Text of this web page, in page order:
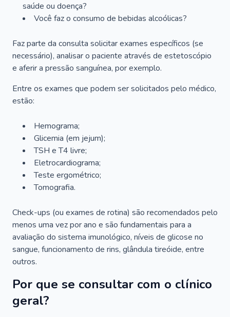
saúde ou doença?
Você faz o consumo de bebidas alcoólicas?
Faz parte da consulta solicitar exames específicos (se
necessário), analisar o paciente através de estetoscópio
e aferir a pressão sanguínea, por exemplo.
Entre os exames que podem ser solicitados pelo médico,
estão:
Hemograma;
Glicemia (em jejum);
TSH e T4 livre;
Eletrocardiograma;
Teste ergométrico;
Tomografia.
Check-ups (ou exames de rotina) são recomendados pelo
menos uma vez por ano e são fundamentais para a
avaliação do sistema imunológico, níveis de glicose no
sangue, funcionamento de rins, glândula tireóide, entre
outros.
Por que se consultar com o clínico
geral?